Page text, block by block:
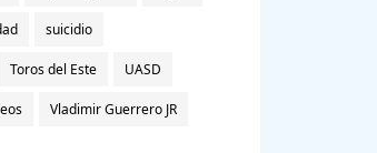
suicidio
Toros del Este UASD
Vladimir Guerrero JR